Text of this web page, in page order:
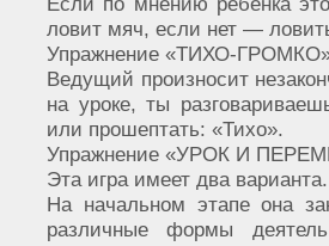
ловит мяч, если нет —
Упражнение «ТИХО-
Ведущий произносит
на уроке, ты
или прошептать: «Тихо».
Упражнение «УРОК И
Эта игра имеет два варианта.
На начальном этапе она
различные формы